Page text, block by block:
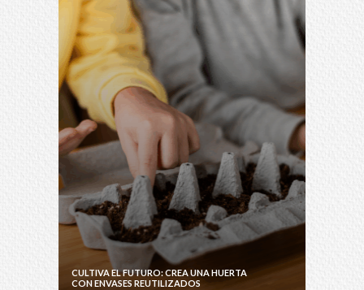
CULTIVA EL FUTURO: CREA UNA HUERTA
CON ENVASES REUTILIZADOS